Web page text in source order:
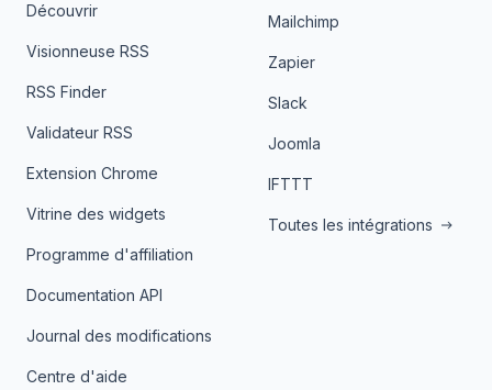
Découvrir
Visionneuse RSS
RSS Finder
Validateur RSS
Extension Chrome
Vitrine des widgets
Programme d'affiliation
Documentation API
Journal des modifications
Centre d'aide
Mailchimp
Zapier
Slack
Joomla
IFTTT
Toutes les intégrations